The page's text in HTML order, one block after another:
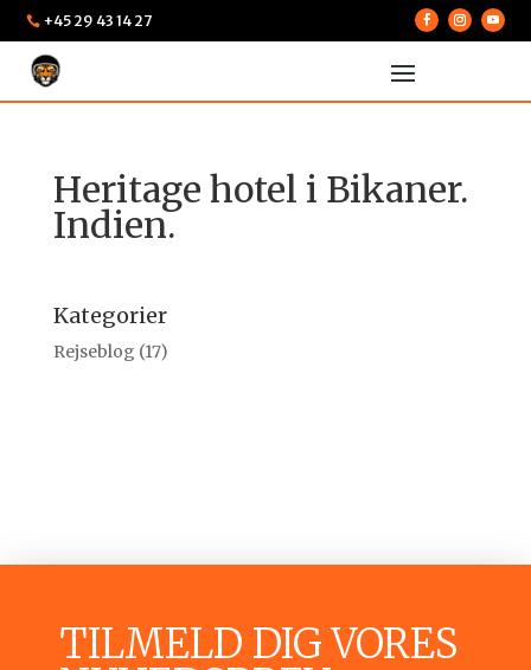
+45 29 43 14 27
Heritage hotel i Bikaner.
Indien.
Kategorier
Rejseblog (17)
TILMELD DIG VORES